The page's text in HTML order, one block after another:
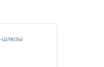
шлюзы